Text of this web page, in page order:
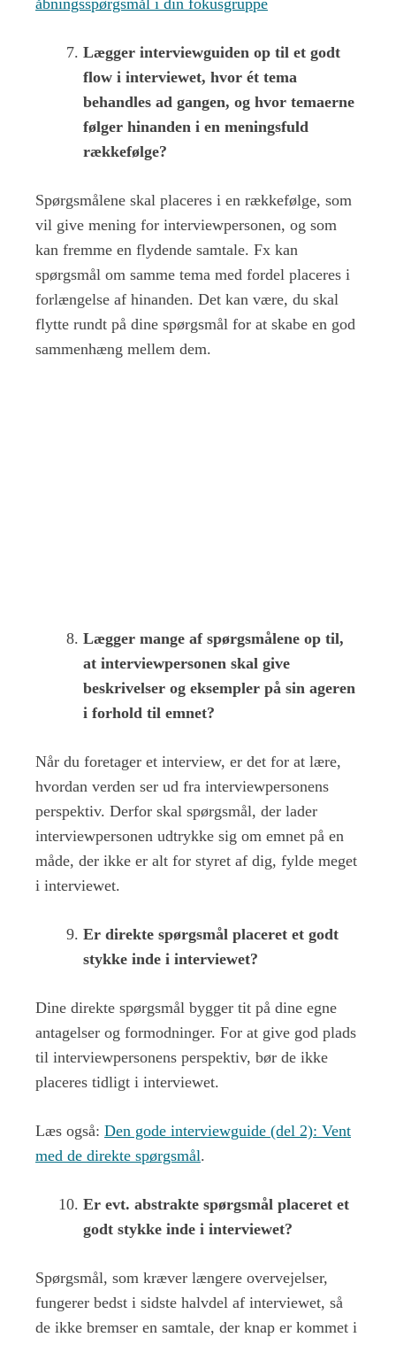
Lægger interviewguiden op til et godt
flow i interviewet, hvor ét tema
behandles ad gangen, og hvor temaerne
følger hinanden i en meningsfuld
rækkefølge?
Spørgsmålene skal placeres i en rækkefølge, som
vil give mening for interviewpersonen, og som
kan fremme en flydende samtale. Fx kan
spørgsmål om samme tema med fordel placeres i
forlængelse af hinanden. Det kan være, du skal
flytte rundt på dine spørgsmål for at skabe en god
sammenhæng mellem dem.
Lægger mange af spørgsmålene op til,
at interviewpersonen skal give
beskrivelser og eksempler på sin ageren
i forhold til emnet?
Når du foretager et interview, er det for at lære,
hvordan verden ser ud fra interviewpersonens
perspektiv. Derfor skal spørgsmål, der lader
interviewpersonen udtrykke sig om emnet på en
måde, der ikke er alt for styret af dig, fylde meget
i interviewet.
Er direkte spørgsmål placeret et godt
stykke inde i interviewet?
Dine direkte spørgsmål bygger tit på dine egne
antagelser og formodninger. For at give god plads
til interviewpersonens perspektiv, bør de ikke
placeres tidligt i interviewet.
Læs også: Den gode interviewguide (del 2): Vent
med de direkte spørgsmål.
Er evt. abstrakte spørgsmål placeret et
godt stykke inde i interviewet?
Spørgsmål, som kræver længere overvejelser,
fungerer bedst i sidste halvdel af interviewet, så
de ikke bremser en samtale, der knap er kommet i